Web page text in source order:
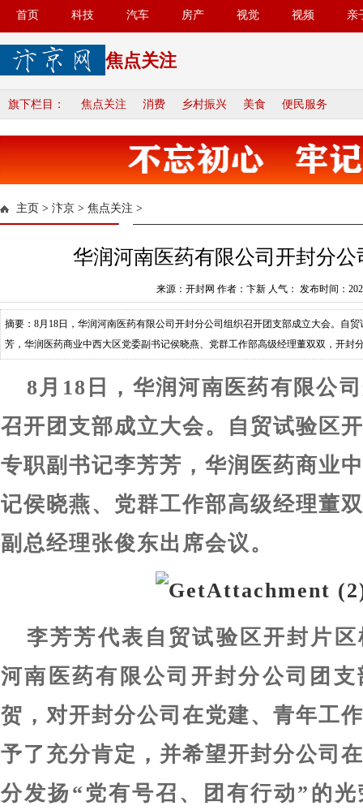
首页 科技 汽车 房产 视觉 视频 亲
焦点关注
旗下栏目： 焦点关注 消费 乡村振兴 美食 便民服务
主页 > 汴京 > 焦点关注 >
华润河南医药有限公司开封分
来源：开封网 作者：卞新 人气： 发布时间：
摘要：8月18日，华润河南医药有限公司开封分公司组织召开团支部成立大会。自
芳，华润医药商业中西大区党委副书记侯晓燕、党群工作部高级经理董双双，开封
8月18日，华润河南医药有限公
召开团支部成立大会。自贸试验区
专职副书记李芳芳，华润医药商业
记侯晓燕、党群工作部高级经理董
副总经理张俊东出席会议。
李芳芳代表自贸试验区开封片
河南医药有限公司开封分公司团
贺，对开封分公司在党建、青年工
予了充分肯定，并希望开封分公司
分发扬“党有号召、团有行动”的